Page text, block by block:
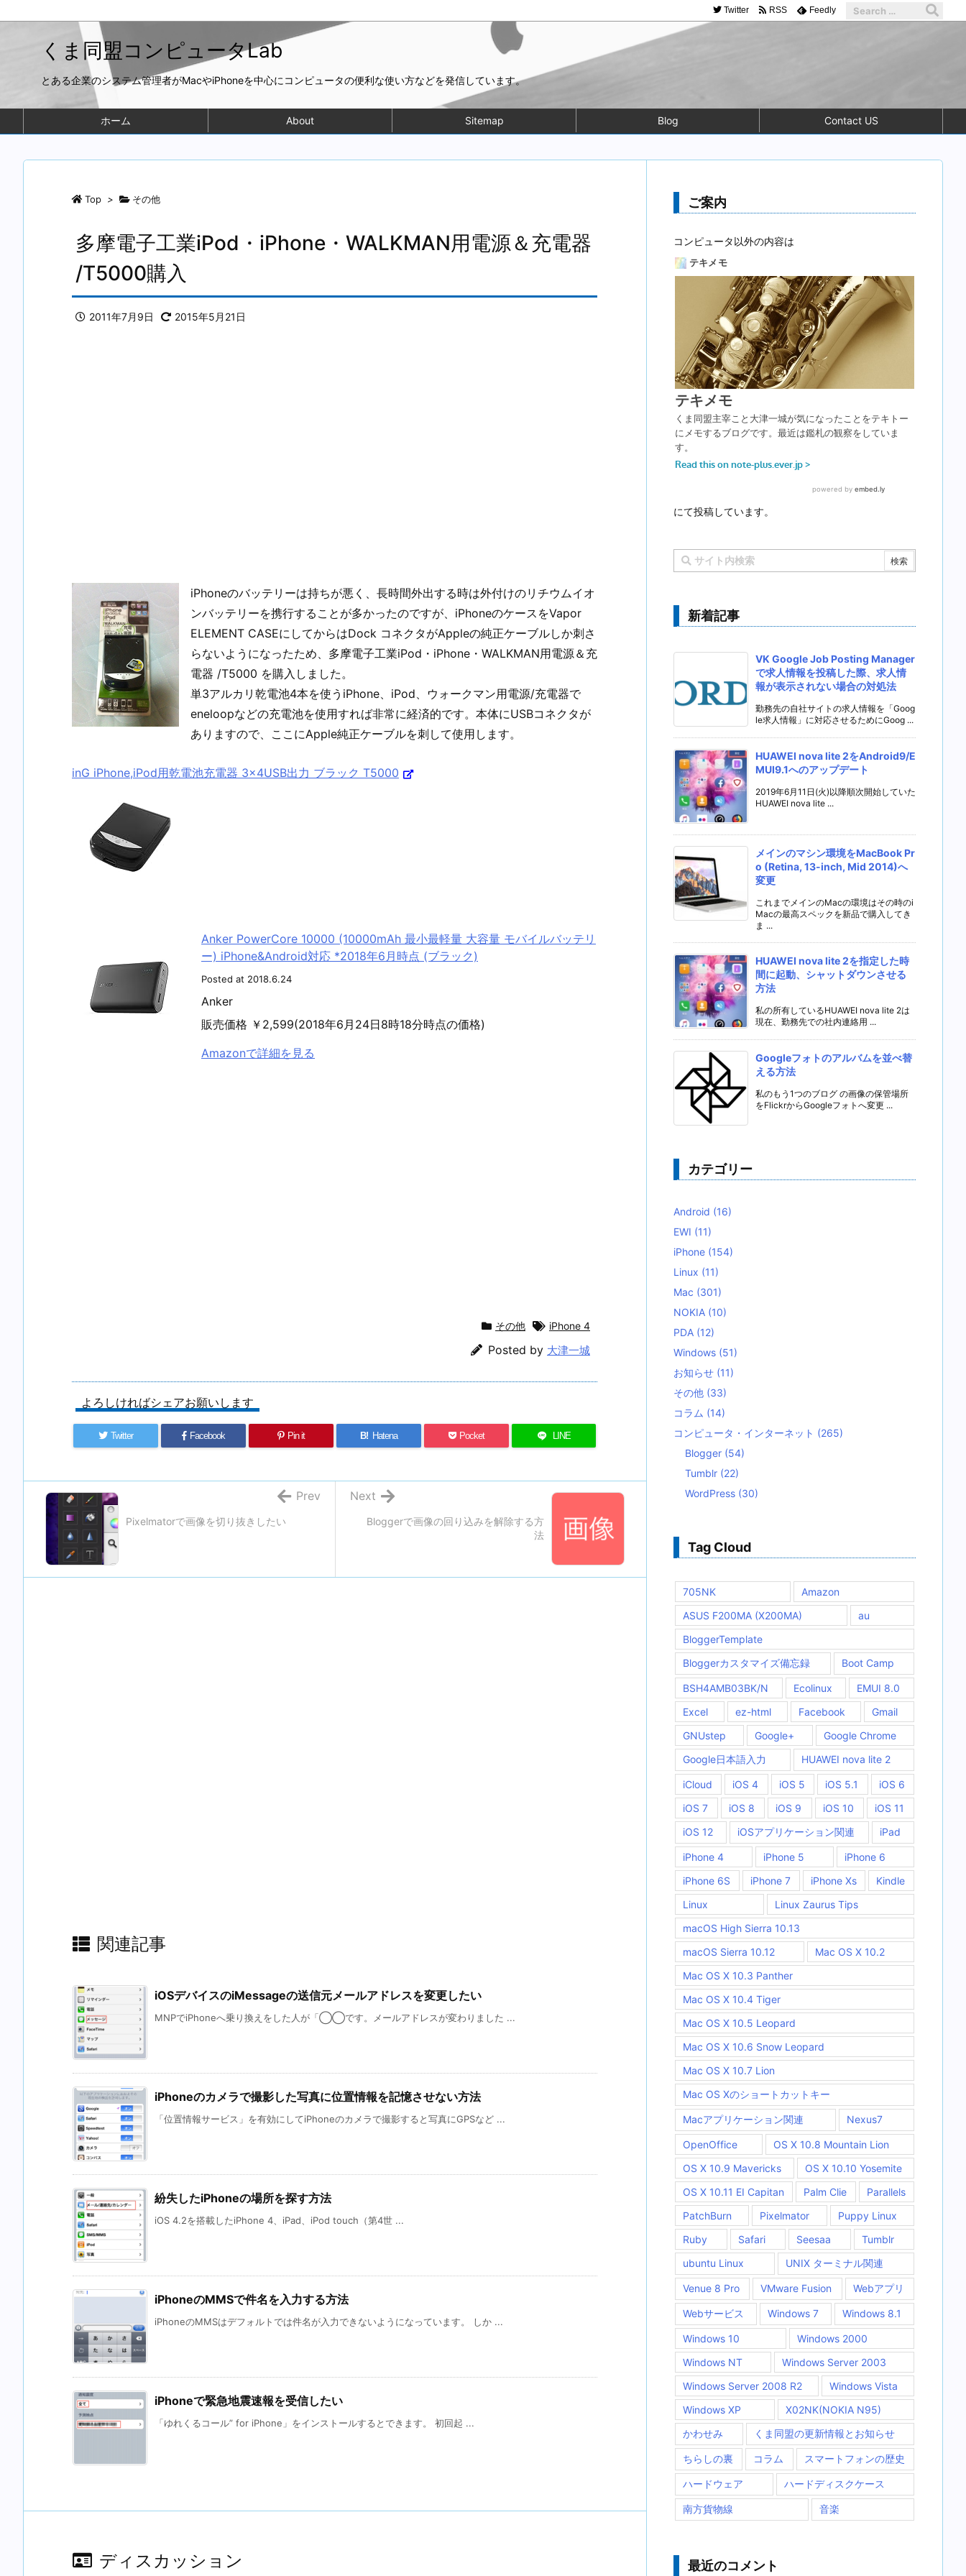
くま同盟コンピュータLab
とある企業のシステム管理者がMacやiPhoneを中心にコンピュータの便利な使い方などを発信しています。
ホーム About Sitemap Blog Contact US
Twitter RSS Feedly
Top > その他
多摩電子工業iPod・iPhone・WALKMAN用電源＆充電器
/T5000購入
2011年7月9日 2015年5月21日
iPhoneのバッテリーは持ちが悪く、長時間外出する時は外付けのリチウムイオ
ンバッテリーを携行することが多かったのですが、iPhoneのケースをVapor
ELEMENT CASEにしてからはDock コネクタがAppleの純正ケーブルしか刺さ
らないようになったため、多摩電子工業iPod・iPhone・WALKMAN用電源＆充
電器 /T5000 を購入しました。
単3アルカリ乾電池4本を使うiPhone、iPod、ウォークマン用電源/充電器で
eneloopなどの充電池を使用すれば非常に経済的です。本体にUSBコネクタが
ありますので、ここにApple純正ケーブルを刺して使用します。
inG iPhone,iPod用乾電池充電器 3×4USB出力 ブラック T5000
Anker PowerCore 10000 (10000mAh 最小最軽量 大容量 モバイルバッテリ
ー) iPhone&Android対応 *2018年6月時点 (ブラック)
Posted at 2018.6.24
Anker
販売価格 ￥2,599(2018年6月24日8時18分時点の価格)
Amazonで詳細を見る
その他 iPhone 4
Posted by 大津一城
よろしければシェアお願いします
Twitter Facebook Pin it B! Hatena Pocket LINE
Bloggerで画像の回り込みを解除する方
法
Next
Pixelmatorで画像を切り抜きしたい
Prev
関連記事
iOSデバイスのiMessageの送信元メールアドレスを変更したい
MNPでiPhoneへ乗り換えをした人が「◯◯です。メールアドレスが変わりました ...
iPhoneのカメラで撮影した写真に位置情報を記憶させない方法
「位置情報サービス」を有効にしてiPhoneのカメラで撮影すると写真にGPSなど ...
紛失したiPhoneの場所を探す方法
iOS 4.2を搭載したiPhone 4、iPad、iPod touch（第4世 ...
iPhoneのMMSで件名を入力する方法
iPhoneのMMSはデフォルトでは件名が入力できないようになっています。 しか ...
iPhoneで緊急地震速報を受信したい
「ゆれくるコール” for iPhone」をインストールするとできます。 初回起 ...
ディスカッション
ご案内
コンピュータ以外の内容は
にて投稿しています。
新着記事
VK Google Job Posting Manager
で求人情報を投稿した際、求人情
報が表示されない場合の対処法
勤務先の自社サイトの求人情報を「Goog
le求人情報」に対応させるためにGoog ...
HUAWEI nova lite 2をAndroid9/E
MUI9.1へのアップデート
2019年6月11日(火)以降順次開始していた
HUAWEI nova lite ...
メインのマシン環境をMacBook Pr
o (Retina, 13-inch, Mid 2014)へ
変更
これまでメインのMacの環境はその時のi
Macの最高スペックを新品で購入してき
ま ...
HUAWEI nova lite 2を指定した時
間に起動、シャットダウンさせる
方法
私の所有しているHUAWEI nova lite 2は
現在、勤務先での社内連絡用 ...
Googleフォトのアルバムを並べ替
える方法
私のもう1つのブログ の画像の保管場所
をFlickrからGoogleフォトへ変更 ...
カテゴリー
Android (16)
EWI (11)
iPhone (154)
Linux (11)
Mac (301)
NOKIA (10)
PDA (12)
Windows (51)
お知らせ (11)
その他 (33)
コラム (14)
コンピュータ・インターネット (265)
Blogger (54)
Tumblr (22)
WordPress (30)
Tag Cloud
705NK
Amazon
ASUS F200MA (X200MA)
au
BloggerTemplate
Bloggerカスタマイズ備忘録
Boot Camp
BSH4AMB03BK/N Ecolinux
EMUI 8.0
Excel
ez-html Facebook
Gmail
GNUstep
Google+
Google Chrome
Google日本語入力
HUAWEI nova lite 2
iCloud iOS 4 iOS 5 iOS 5.1
iOS 6
iOS 7
iOS 8 iOS 9 iOS 10
iOS 11
iOS 12
iOSアプリケーション関連 iPad
iPhone 4 iPhone 5
iPhone 6
iPhone 6S
iPhone 7 iPhone Xs
Kindle
Linux
Linux Zaurus Tips
macOS High Sierra 10.13
macOS Sierra 10.12
Mac OS X 10.2
Mac OS X 10.3 Panther
Mac OS X 10.4 Tiger
Mac OS X 10.5 Leopard
Mac OS X 10.6 Snow Leopard
Mac OS X 10.7 Lion
Mac OS Xのショートカットキー
Macアプリケーション関連 Nexus7
OpenOffice
OS X 10.8 Mountain Lion
OS X 10.9 Mavericks
OS X 10.10 Yosemite
OS X 10.11 EI Capitan
Palm Clie
Parallels
PatchBurn
Pixelmator
Puppy Linux
Ruby
Safari Seesaa
Tumblr
ubuntu Linux
UNIX ターミナル関連
Venue 8 Pro VMware Fusion Webアプリ
Webサービス Windows 7 Windows 8.1
Windows 10
Windows 2000
Windows NT
Windows Server 2003
Windows Server 2008 R2
Windows Vista
Windows XP
X02NK(NOKIA N95)
かわせみ
くま同盟の更新情報とお知らせ
ちらしの裏 コラム スマートフォンの歴史
ハードウェア ハードディスクケース
南方貨物線 音楽
最近のコメント